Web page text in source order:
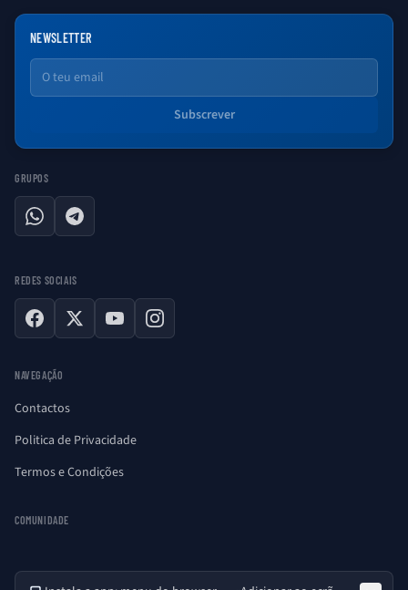
NEWSLETTER
Email
Subscrever
GRUPOS
WhatsAppTelegram
REDES SOCIAIS
Facebook
X YouTubeInstagram
NAVEGAÇÃO
Contactos
Politica de Privacidade
Termos e Condições
COMUNIDADE